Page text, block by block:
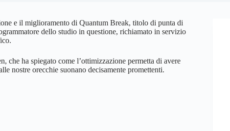
e il miglioramento di Quantum Break, titolo di punta di
dello studio in questione, richiamato in servizio
che ha spiegato come l’ottimizzazione permetta di avere
nostre orecchie suonano decisamente promettenti.